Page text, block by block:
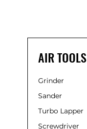
AIR TOOLS
Grinder
Sander
Turbo Lapper
Screwdriver